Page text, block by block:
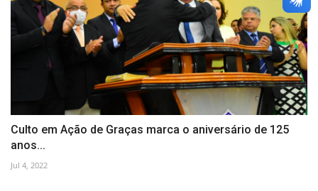
Culto em Ação de Graças marca o aniversário de 125
anos...
Jul 4, 2022